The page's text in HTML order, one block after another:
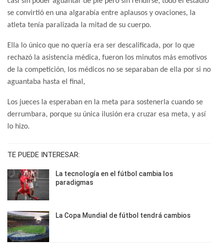
se convirtió en una algarabía entre aplausos y ovaciones, la
atleta tenía paralizada la mitad de su cuerpo.
Ella lo único que no quería era ser descalificada, por lo que
rechazó la asistencia médica, fueron los minutos más emotivos
de la competición, los médicos no se separaban de ella por si no
aguantaba hasta el final,
Los jueces la esperaban en la meta para sostenerla cuando se
derrumbara, porque su única ilusión era cruzar esa meta, y así
lo hizo.
TE PUEDE INTERESAR:
La tecnología en el fútbol cambia los
paradigmas
La Copa Mundial de fútbol tendrá cambios